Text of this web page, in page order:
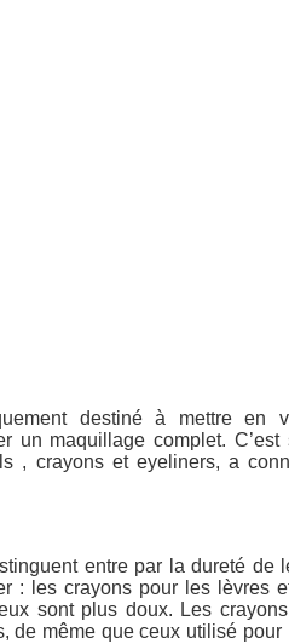
destiné à mettre en
un maquillage complet. C’est
, crayons et eyeliners, a
entre par la dureté de
: les crayons pour les lèvres
sont plus doux. Les
de même que ceux utilisé pour